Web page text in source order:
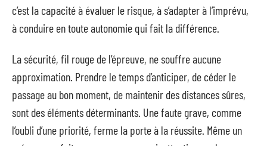
c’est la capacité à évaluer le risque, à s’adapter à l’imprévu,
à conduire en toute autonomie qui fait la différence.
La sécurité, fil rouge de l’épreuve, ne souffre aucune
approximation. Prendre le temps d’anticiper, de céder le
passage au bon moment, de maintenir des distances sûres,
sont des éléments déterminants. Une faute grave, comme
l’oubli d’une priorité, ferme la porte à la réussite. Même un